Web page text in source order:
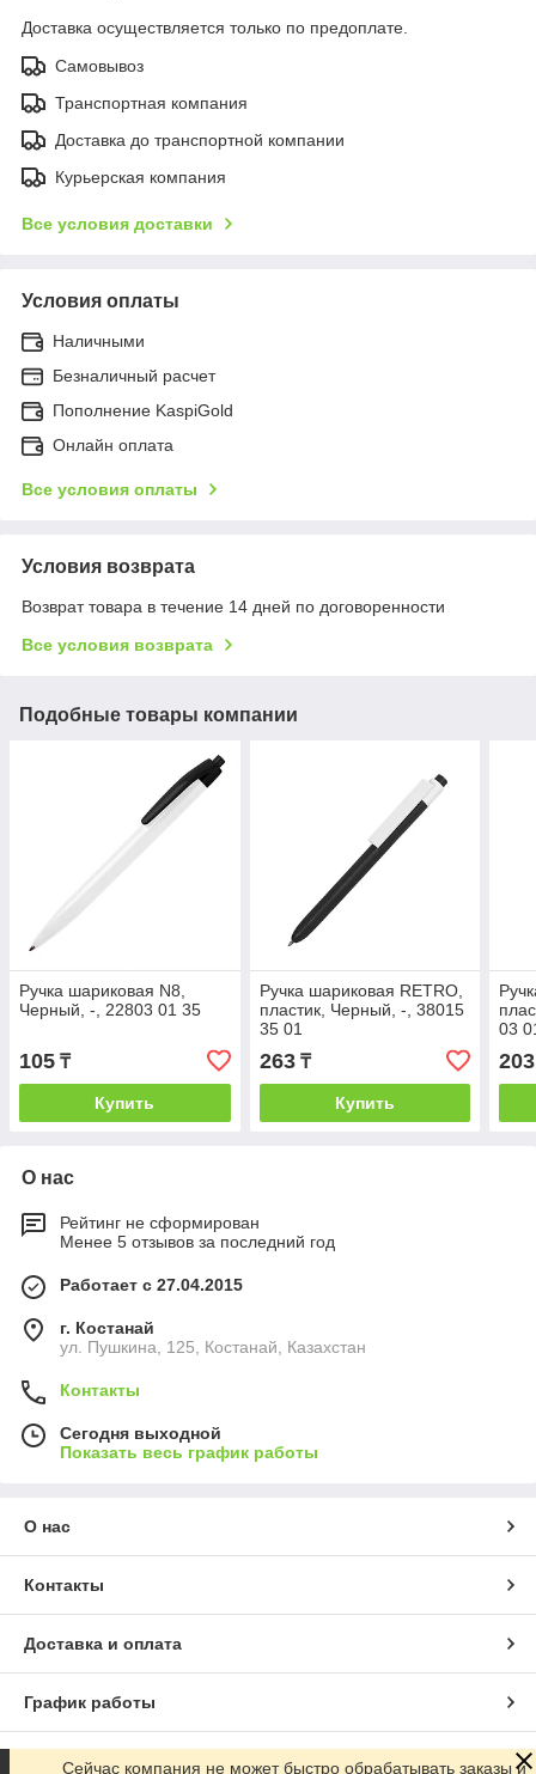
Доставка осуществляется только по предоплате.
Самовывоз
Транспортная компания
Доставка до транспортной компании
Курьерская компания
Все условия доставки
Условия оплаты
Наличными
Безналичный расчет
Пополнение KaspiGold
Онлайн оплата
Все условия оплаты
Условия возврата
Возврат товара в течение 14 дней по договоренности
Все условия возврата
Подобные товары компании
Ручка шариковая N8,
Черный, -, 22803 01 35
105 ₸
Купить
Ручка шариковая RETRO,
пластик, Черный, -, 38015
35 01
263₸
Купить
03
203
О нас
Рейтинг не сформирован
Менее 5 отзывов за последний год
Работает с 27.04.2015
г. Костанай
ул. Пушкина, 125, Костанай, Казахстан
Контакты
Сегодня выходной
Показать весь график работы
О нас
Контакты
Доставка и оплата
График работы
Полная версия сайта
Сейчас компания не может быстро обрабатывать заказы и